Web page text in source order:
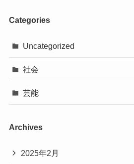
Categories
Uncategorized
社会
芸能
Archives
2025年2月